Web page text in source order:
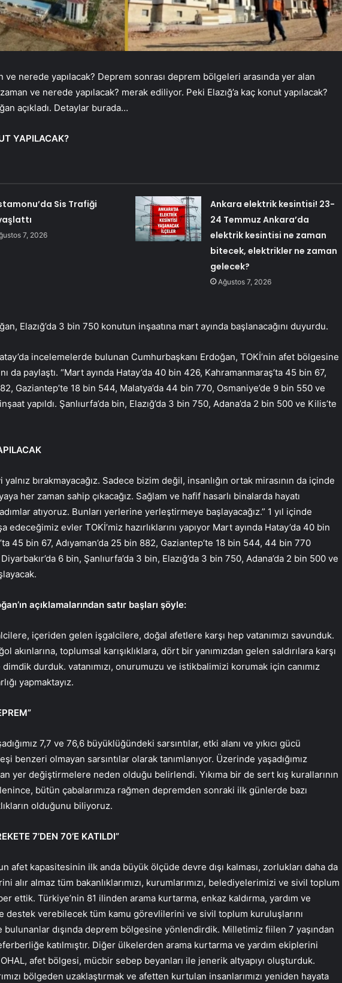
ve nerede yapılacak? Deprem sonrası deprem bölgeleri arasında yer alan
ve nerede yapılacak? merak ediliyor. Peki Elazığ’a kaç konut yapılacak?
açıkladı. Detaylar burada…
YAPILACAK?
Sis Trafiği
7, 2026
Ankara elektrik kesintisi! 23-
24 Temmuz Ankara’da
elektrik kesintisi ne zaman
bitecek, elektrikler ne zaman
gelecek?
Ağustos 7, 2026
Elazığ’da 3 bin 750 konutun inşaatına mart ayında başlanacağını duyurdu.
incelemelerde bulunan Cumhurbaşkanı Erdoğan, TOKİ’nin afet bölgesine
da paylaştı. “Mart ayında Hatay’da 40 bin 426, Kahramanmaraş’ta 45 bin 67,
Gaziantep’te 18 bin 544, Malatya’da 44 bin 770, Osmaniye’de 9 bin 550 ve
yapıldı. Şanlıurfa’da bin, Elazığ’da 3 bin 750, Adana’da 2 bin 500 ve Kilis’te
bırakmayacağız. Sadece bizim değil, insanlığın ortak mirasının da içinde
her zaman sahip çıkacağız. Sağlam ve hafif hasarlı binalarda hayatı
atıyoruz. Bunları yerlerine yerleştirmeye başlayacağız.” 1 yıl içinde
edeceğimiz evler TOKİ’miz hazırlıklarını yapıyor Mart ayında Hatay’da 40 bin
45 bin 67, Adıyaman’da 25 bin 882, Gaziantep’te 18 bin 544, 44 bin 770
6 bin, Şanlıurfa’da 3 bin, Elazığ’da 3 bin 750, Adana’da 2 bin 500 ve
açıklamalarından satır başları şöyle:
içeriden gelen işgalcilere, doğal afetlere karşı hep vatanımızı savunduk.
akınlarına, toplumsal karışıklıklara, dört bir yanımızdan gelen saldırılara karşı
durduk. vatanımızı, onurumuzu ve istikbalimizi korumak için canımız
yapmaktayız.
7,7 ve 76,6 büyüklüğündeki sarsıntılar, etki alanı ve yıkıcı gücü
benzeri olmayan sarsıntılar olarak tanımlanıyor. Üzerinde yaşadığımız
yer değiştirmelere neden olduğu belirlendi. Yıkıma bir de sert kış kurallarının
bütün çabalarımıza rağmen depremden sonraki ilk günlerde bazı
olduğunu biliyoruz.
7’DEN 70’E KATILDI”
afet kapasitesinin ilk anda büyük ölçüde devre dışı kalması, zorlukları daha da
alır almaz tüm bakanlıklarımızı, kurumlarımızı, belediyelerimizi ve sivil toplum
ettik. Türkiye’nin 81 ilinden arama kurtarma, enkaz kaldırma, yardım ve
destek verebilecek tüm kamu görevlilerini ve sivil toplum kuruluşlarını
dışında deprem bölgesine yönlendirdik. Milletimiz fiilen 7 yaşından
katılmıştır. Diğer ülkelerden arama kurtarma ve yardım ekiplerini
afet bölgesi, mücbir sebep beyanları ile jenerik altyapıyı oluşturduk.
bölgeden uzaklaştırmak ve afetten kurtulan insanlarımızı yeniden hayata